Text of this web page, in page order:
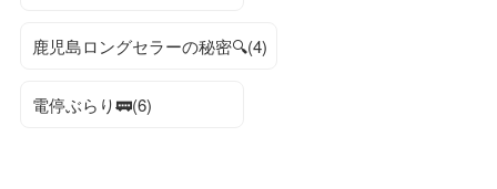
鹿児島ロングセラーの秘密🔍(4)
電停ぶらり🚃(6)